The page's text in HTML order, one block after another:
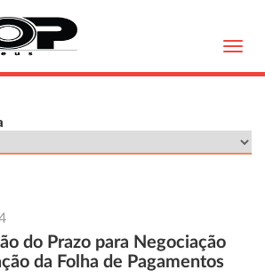
do Prazo para Negociação
da Folha de Pagamentos